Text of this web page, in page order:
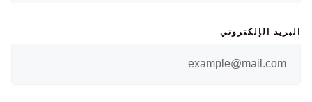
البريد الإلكتروني